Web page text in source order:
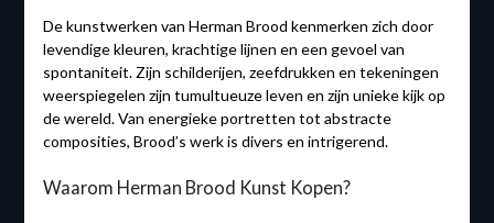
De kunstwerken van Herman Brood kenmerken zich door
levendige kleuren, krachtige lijnen en een gevoel van
spontaniteit. Zijn schilderijen, zeefdrukken en tekeningen
weerspiegelen zijn tumultueuze leven en zijn unieke kijk op
de wereld. Van energieke portretten tot abstracte
composities, Brood’s werk is divers en intrigerend.
Waarom Herman Brood Kunst Kopen?